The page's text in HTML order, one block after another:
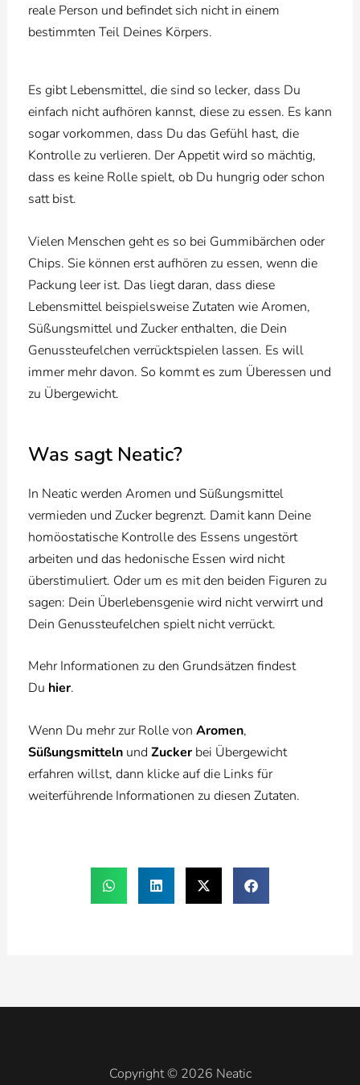
reale Person und befindet sich nicht in einem
bestimmten Teil Deines Körpers.
Es gibt Lebensmittel, die sind so lecker, dass Du
einfach nicht aufhören kannst, diese zu essen. Es kann
sogar vorkommen, dass Du das Gefühl hast, die
Kontrolle zu verlieren. Der Appetit wird so mächtig,
dass es keine Rolle spielt, ob Du hungrig oder schon
satt bist.
Vielen Menschen geht es so bei Gummibärchen oder
Chips. Sie können erst aufhören zu essen, wenn die
Packung leer ist. Das liegt daran, dass diese
Lebensmittel beispielsweise Zutaten wie Aromen,
Süßungsmittel und Zucker enthalten, die Dein
Genussteufelchen verrücktspielen lassen. Es will
immer mehr davon. So kommt es zum Überessen und
zu Übergewicht.
Was sagt Neatic?
In Neatic werden Aromen und Süßungsmittel
vermieden und Zucker begrenzt. Damit kann Deine
homöostatische Kontrolle des Essens ungestört
arbeiten und das hedonische Essen wird nicht
überstimuliert. Oder um es mit den beiden Figuren zu
sagen: Dein Überlebensgenie wird nicht verwirrt und
Dein Genussteufelchen spielt nicht verrückt.
Mehr Informationen zu den Grundsätzen findest
Du hier.
Wenn Du mehr zur Rolle von Aromen,
Süßungsmittelnund Zuckerbei Übergewicht
erfahren willst, dann klicke auf die Links für
weiterführende Informationen zu diesen Zutaten.
Copyright © 2026 Neatic